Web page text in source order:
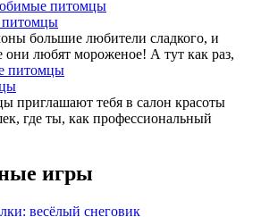
большие любители сладкого, и
они любят мороженое! А тут как раз,
приглашают тебя в салон красоты
где ты, как профессиональный
игры